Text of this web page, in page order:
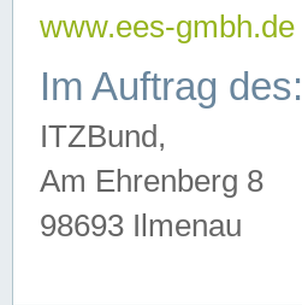
www.ees-gmbh.de
Im Auftrag des:
ITZBund,
Am Ehrenberg 8
98693 Ilmenau